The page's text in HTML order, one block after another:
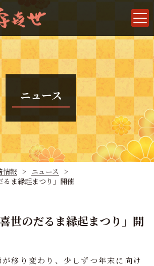
ニュース
情報
ニュース
るま縁起まつり」開催
世のだるま縁起まつり」開
移り変わり、少しずつ年末に向け